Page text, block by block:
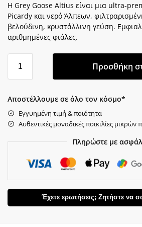
Η Grey Goose Altius είναι μια ultra-
Picardy και νερό Άλπεων,
βελούδινη, κρυστάλλινη γεύση.
αριθμημένες φιάλες.
Προσθήκη
Αποστέλλουμε σε όλο τον κόσμο*
Εγγυημένη τιμή & ποιότητα
Αυθεντικές μοναδικές ποικιλίες
Πληρώστε με
Έχετε ερωτήσεις; Ζητήστε να